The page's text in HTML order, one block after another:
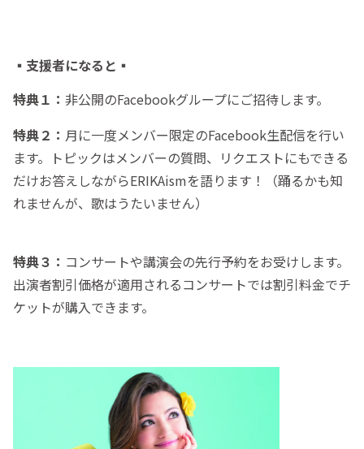
▪️支援者になると▪️
特典１： 非公開のFacebookグループにご招待します。
特典２： 月に一度メンバー限定のFacebook生配信を行い
ます。トピックはメンバーの質問、リクエストにもできる
だけお答えしながらERIKAismを語ります！（踊るかも知
れませんが、歌はうたいません）
特典３： コンサートや講演会の先行予約をお受けします。
出演者割引価格が適用されるコンサートでは割引料金でチ
ケットが購入できます。